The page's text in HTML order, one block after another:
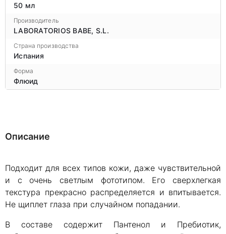
50 мл
Производитель
LABORATORIOS BABE, S.L.
Страна производства
Испания
Форма
Флюид
Описание
Подходит для всех типов кожи, даже чувствительной
и с очень светлым фототипом. Его сверхлегкая
текстура прекрасно распределяется и впитывается.
Не щиплет глаза при случайном попадании.
В составе содержит Пантенол и Пребиотик,